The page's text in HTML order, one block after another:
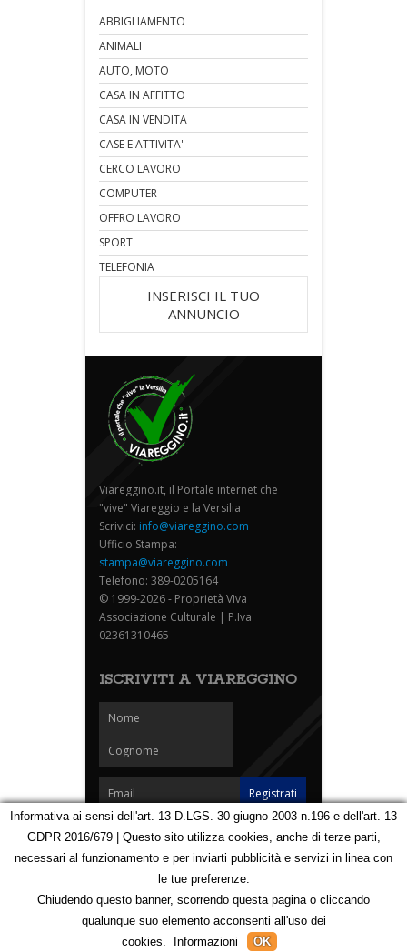
ABBIGLIAMENTO
ANIMALI
AUTO, MOTO
CASA IN AFFITTO
CASA IN VENDITA
CASE E ATTIVITA'
CERCO LAVORO
COMPUTER
OFFRO LAVORO
SPORT
TELEFONIA
INSERISCI IL TUO
ANNUNCIO
Viareggino.it, il Portale internet che
"vive" Viareggio e la Versilia
Scrivici: info@viareggino.com
Ufficio Stampa:
stampa@viareggino.com
Telefono: 389-0205164
© 1999-2026 - Proprietà Viva
Associazione Culturale | P.Iva
02361310465
ISCRIVITI A VIAREGGINO
Homepage Notizie Speciali Eventi
Foto Carnevale
Mappa
123159158
Informativa ai sensi dell'art. 13 D.LGS. 30 giugno 2003 n.196 e dell'art. 13
GDPR 2016/679 | Questo sito utilizza cookies, anche di terze parti,
necessari al funzionamento e per inviarti pubblicità e servizi in linea con
le tue preferenze.
Chiudendo questo banner, scorrendo questa pagina o cliccando
qualunque suo elemento acconsenti all'uso dei
cookies.
Informazioni OK